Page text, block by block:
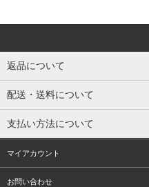
返品について
配送・送料について
支払い方法について
マイアカウント
お問い合わせ